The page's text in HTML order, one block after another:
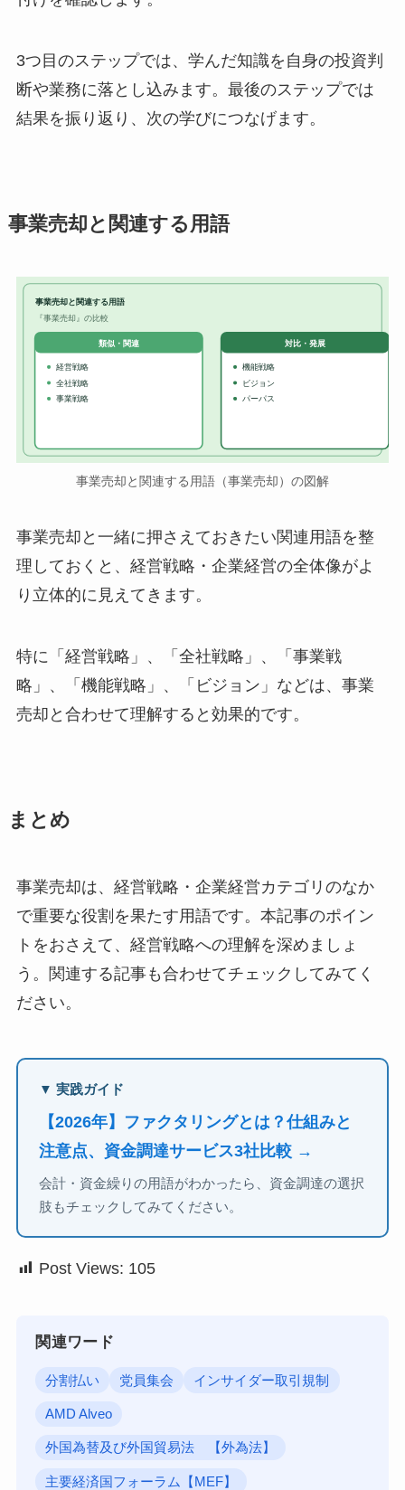
3つ目のステップでは、学んだ知識を自身の投資判
断や業務に落とし込みます。最後のステップでは
結果を振り返り、次の学びにつなげます。
事業売却と関連する用語
事業売却と関連する用語
『事業売却』の比較
類似・関連
経営戦略
全社戦略
事業戦略
対比・発展
機能戦略
ビジョン
パーパス
事業売却と関連する用語（事業売却）の図解
事業売却と一緒に押さえておきたい関連用語を整
理しておくと、経営戦略・企業経営の全体像がよ
り立体的に見えてきます。
特に「経営戦略」、「全社戦略」、「事業戦
略」、「機能戦略」、「ビジョン」などは、事業
売却と合わせて理解すると効果的です。
まとめ
事業売却は、経営戦略・企業経営カテゴリのなか
で重要な役割を果たす用語です。本記事のポイン
トをおさえて、経営戦略への理解を深めましょ
う。関連する記事も合わせてチェックしてみてく
ださい。
▼ 実践ガイド
【2026年】ファクタリングとは？仕組みと
注意点、資金調達サービス3社比較 →
会計・資金繰りの用語がわかったら、資金調達の選択
肢もチェックしてみてください。
Post Views: 105
関連ワード
分割払い 党員集会 インサイダー取引規制
AMD Alveo
外国為替及び外国貿易法 【外為法】
主要経済国フォーラム【MEF】